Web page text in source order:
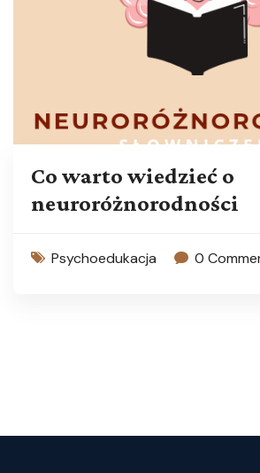
Co warto wiedzieć o
neuroróżnorodności
Psychoedukacja 0